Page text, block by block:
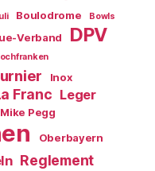
Boulodrome Bowls
Verband DPV
Inox
Franc Leger
Mike Pegg
Oberbayern
Reglement